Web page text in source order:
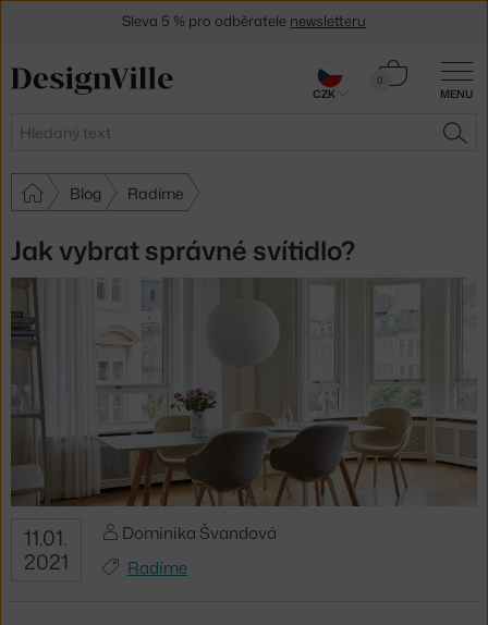
MENU
Hledat
0
Košík
Blog Radíme
Jak vybrat správné svítidlo?
11.01.
2021
Dominika Švandová
Radíme
Sleva 5 % pro odběratele newsletteru
CZK